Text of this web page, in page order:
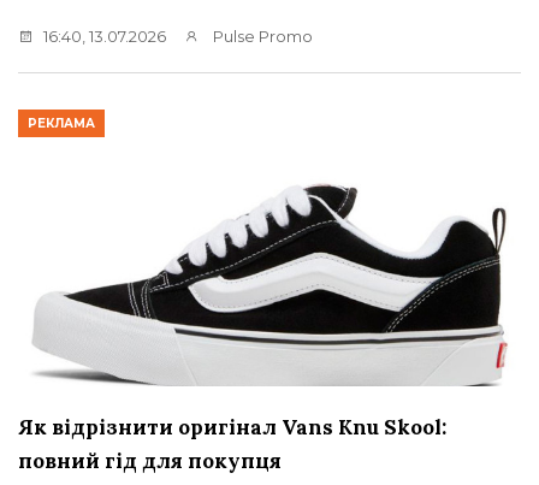
16:40, 13.07.2026 Pulse Promo
РЕКЛАМА
Як відрізнити оригінал Vans Knu Skool:
повний гід для покупця